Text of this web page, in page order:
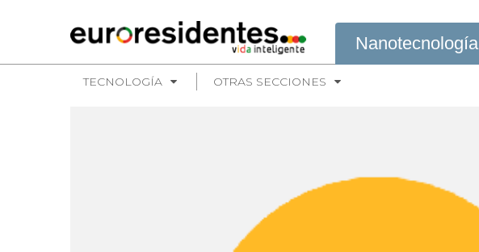
Nanotecnología
TECNOLOGÍA OTRAS SECCIONES